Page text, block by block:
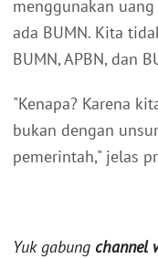
menggunakan
ada BUMN. Kita
BUMN, APBN, dan
"Kenapa? Karena
bukan dengan
pemerintah," jelas
Yuk gabung channel